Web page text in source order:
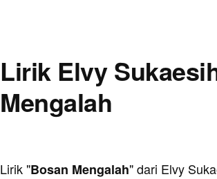
Lirik Elvy
Mengalah
Lirik "Bosan Mengalah" dari Elvy